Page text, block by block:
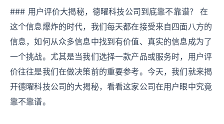
### 用户评价大揭秘，德曜科技公司到底靠不靠谱？ 在
这个信息爆炸的时代，我们每天都在接受来自四面八方的
信息，如何从众多信息中找到有价值、真实的信息成为了
一个挑战。尤其是当我们选择一款产品或服务时，用户评
价往往是我们在做决策前的重要参考。今天，我们就来揭
开德曜科技公司的大揭秘，看看这家公司在用户眼中究竟
靠不靠谱。